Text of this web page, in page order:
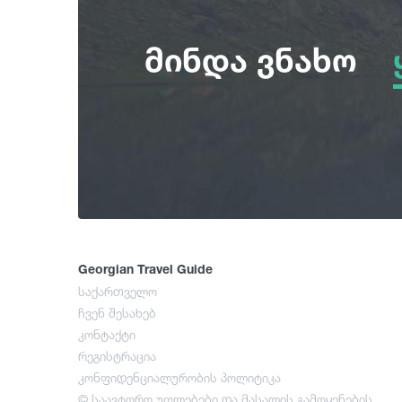
მინდა ვნახო
Georgian Travel Guide
საქართველო
ჩვენ შესახებ
კონტაქტი
რეგისტრაცია
კონფიდენციალურობის პოლიტიკა
© საავტორო უფლებები და მასალის გამოყენების